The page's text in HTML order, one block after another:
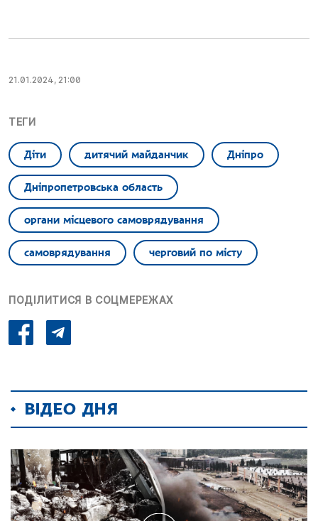
21.01.2024, 21:00
ТЕГИ
Діти дитячий майданчик Дніпро
Дніпропетровська область
органи місцевого самоврядування
самоврядування черговий по місту
ПОДІЛИТИСЯ В СОЦМЕРЕЖАХ
ВІДЕО ДНЯ